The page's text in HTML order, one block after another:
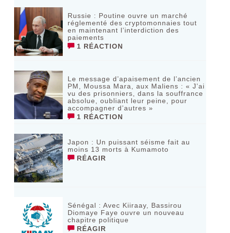
Russie : Poutine ouvre un marché
réglementé des cryptomonnaies tout
en maintenant l’interdiction des
paiements
1 RÉACTION
Le message d’apaisement de l’ancien
PM, Moussa Mara, aux Maliens : « J’ai
vu des prisonniers, dans la souffrance
absolue, oubliant leur peine, pour
accompagner d’autres »
1 RÉACTION
‎Japon : Un puissant séisme fait au
moins 13 morts à Kumamoto ‎
RÉAGIR
Sénégal : Avec Kiiraay, Bassirou
Diomaye Faye ouvre un nouveau
chapitre politique
RÉAGIR